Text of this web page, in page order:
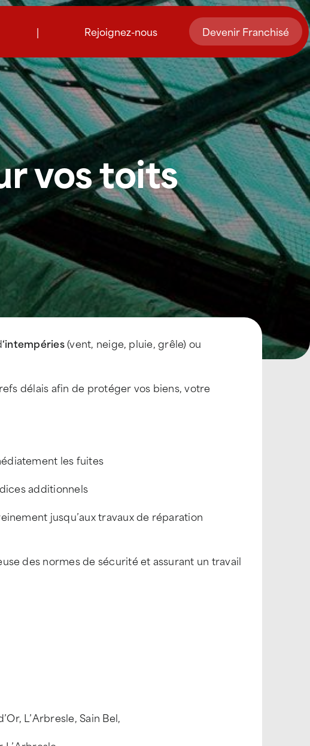
| Rejoignez-nous Devenir Franchisé
vos toits
‘intempéries(vent, neige, pluie, grêle) ou
délais afin de protéger vos biens, votre
les fuites
additionnels
jusqu’aux travaux de réparation
des normes de sécurité et assurant un travail
L’Arbresle, Sain Bel,